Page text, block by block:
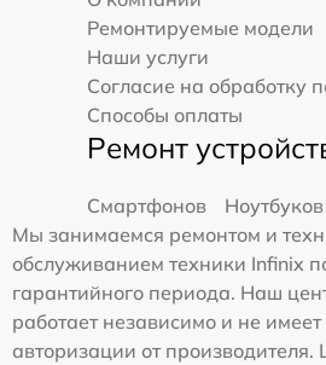
Ремонтируемые модели
Наши услуги
Согласие на обработку
Способы оплаты
Ремонт
Смартфонов
Ноутбуков
Мы занимаемся ремонтом и
обслуживанием техники Infinix
гарантийного периода. Наш
работает независимо и не
авторизации от